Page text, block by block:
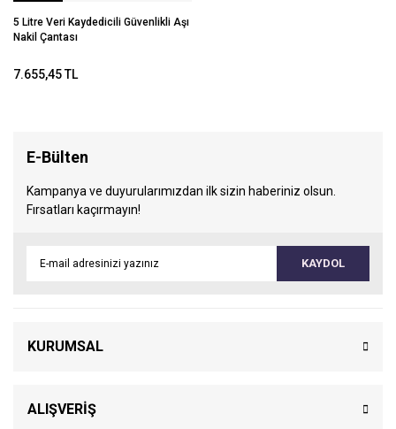
5 Litre Veri Kaydedicili Güvenlikli Aşı
Nakil Çantası
7.655,45 TL
E-Bülten
Kampanya ve duyurularımızdan ilk sizin haberiniz olsun.
Fırsatları kaçırmayın!
KAYDOL
KURUMSAL
ALIŞVERİŞ